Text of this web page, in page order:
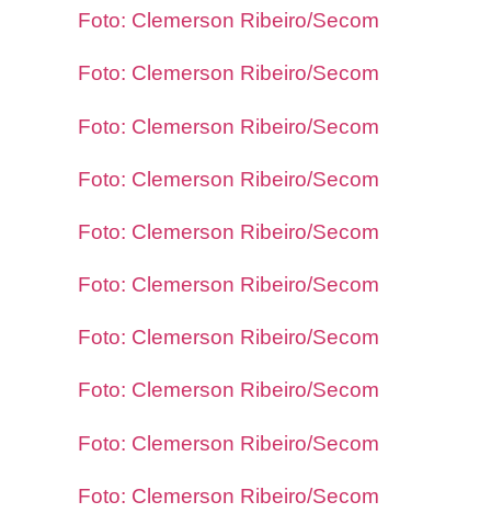
Foto: Clemerson Ribeiro/Secom
Foto: Clemerson Ribeiro/Secom
Foto: Clemerson Ribeiro/Secom
Foto: Clemerson Ribeiro/Secom
Foto: Clemerson Ribeiro/Secom
Foto: Clemerson Ribeiro/Secom
Foto: Clemerson Ribeiro/Secom
Foto: Clemerson Ribeiro/Secom
Foto: Clemerson Ribeiro/Secom
Foto: Clemerson Ribeiro/Secom